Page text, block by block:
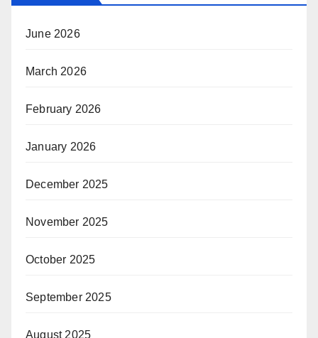
June 2026
March 2026
February 2026
January 2026
December 2025
November 2025
October 2025
September 2025
August 2025